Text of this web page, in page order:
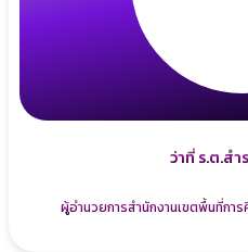
ว่าที่ ร.ต.สำ
ผู้อำนวยการสำนักงานเขตพื้นที่กา